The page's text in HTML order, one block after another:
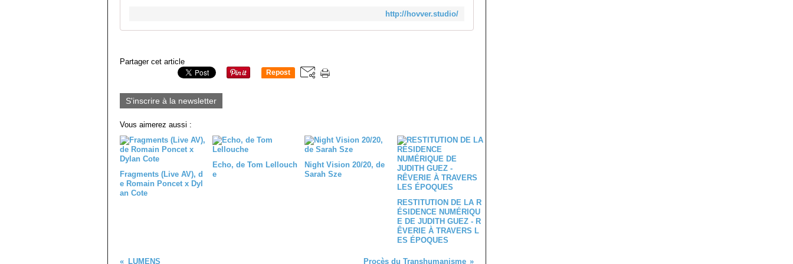
http://hovver.studio/
Partager cet article
Repost
S'inscrire à la newsletter
Vous aimerez aussi :
Fragments (Live AV), d
e Romain Poncet x Dyl
an Cote
Echo, de Tom Lellouch
e
Night Vision 20/20, de
Sarah Sze
RESTITUTION DE LA R
ÉSIDENCE NUMÉRIQU
E DE JUDITH GUEZ - R
ÊVERIE À TRAVERS L
ES ÉPOQUES
LUMENS Procès du Transhumanisme